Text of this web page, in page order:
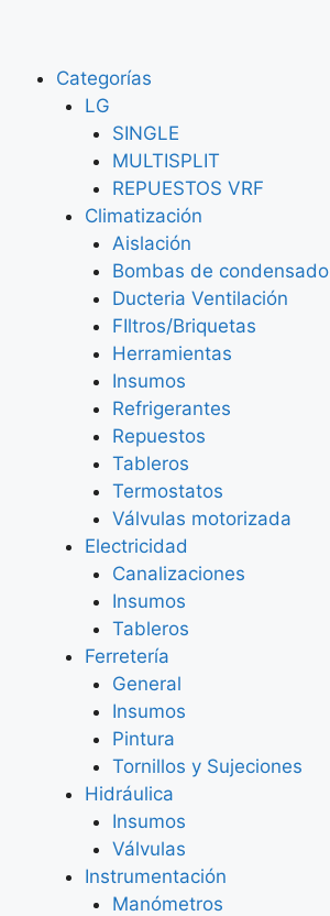
Categorías
LG
SINGLE
MULTISPLIT
REPUESTOS VRF
Climatización
Aislación
Bombas de condensado
Ducteria Ventilación
FIltros/Briquetas
Herramientas
Insumos
Refrigerantes
Repuestos
Tableros
Termostatos
Válvulas motorizada
Electricidad
Canalizaciones
Insumos
Tableros
Ferretería
General
Insumos
Pintura
Tornillos y Sujeciones
Hidráulica
Insumos
Válvulas
Instrumentación
Manómetros